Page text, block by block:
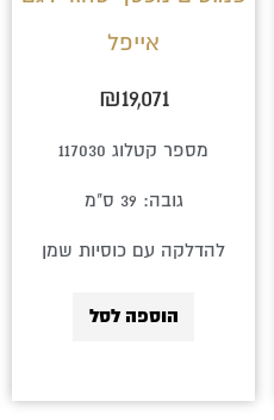
אייפל
₪19,071
מספר קטלוג 117030
גובה: 39 ס"מ
להדלקה עם כוסיות שמן
הוספה לסל